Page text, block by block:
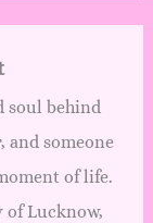
soul behind
and someone
of life.
of Lucknow,